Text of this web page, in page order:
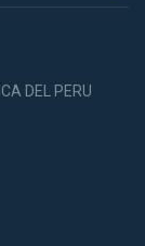
DEL PERU